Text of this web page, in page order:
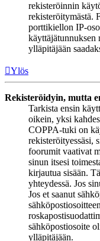
rekisteröinnin
rekisteröitymästä.
porttikiellon IP-
käyttäjätunnuksen
ylläpitäjään
Ylös
Rekisteröidyin, mutta
Tarkista ensin
oikein, yksi
COPPA-tuki on
rekisteröityessäsi,
foorumit vaativat
sinun itsesi
kirjautua sisään.
yhteydessä. Jos
Jos et saanut
sähköpostiosoite
ylläpitäjään.